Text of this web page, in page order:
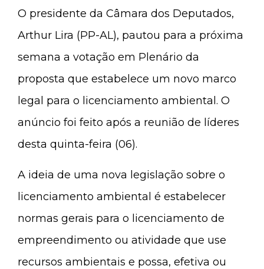
O presidente da Câmara dos Deputados,
Arthur Lira (PP-AL), pautou para a próxima
semana a votação em Plenário da
proposta que estabelece um novo marco
legal para o licenciamento ambiental. O
anúncio foi feito após a reunião de líderes
desta quinta-feira (06).
A ideia de uma nova legislação sobre o
licenciamento ambiental é estabelecer
normas gerais para o licenciamento de
empreendimento ou atividade que use
recursos ambientais e possa, efetiva ou